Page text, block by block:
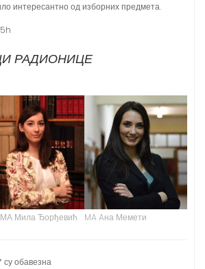
интересантно од изборних предмета.
РАДИОНИЦЕ
МА Мила Ђорђевић MA Aна Мемети
обавезна